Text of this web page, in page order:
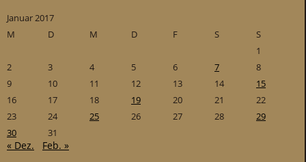
Januar 2017
M
D M D F S
S
1
2
3 4 5 6 7
8
9
10 11 12 13 14
15
16
17 18 19 20 21
22
23
24 25 26 27 28
29
30
31
« Dez. Feb. »